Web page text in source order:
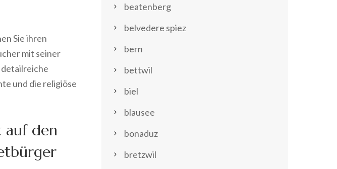
Sie ihren
mit seiner
und die religiöse
auf den
beatenberg
belvedere spiez
bern
bettwil
biel
blausee
bonaduz
bretzwil